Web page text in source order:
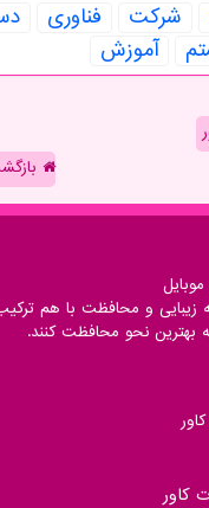
شركت فناوری
آموزش
زیبایی و محافظت با هم
بهترین نحو محافظت کنند.
كاور